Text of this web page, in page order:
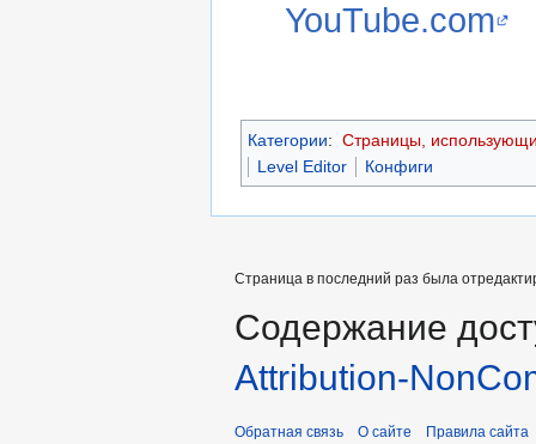
YouTube.com
Категории: Страницы,
Level Editor
Конфиги
Страница в последний раз была
Содержание
Attribution-
Обратная связь О сайте Правила сайта